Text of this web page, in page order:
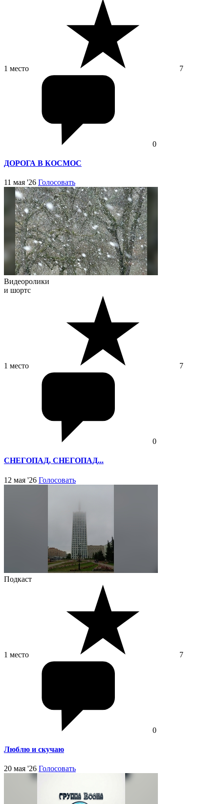
1 место 7
0
ДОРОГА В КОСМОС
11 мая '26 Голосовать
Видеоролики
и шортс
1 место 7
0
СНЕГОПАД, СНЕГОПАД...
12 мая '26 Голосовать
Подкаст
1 место 7
0
Люблю и скучаю
20 мая '26 Голосовать